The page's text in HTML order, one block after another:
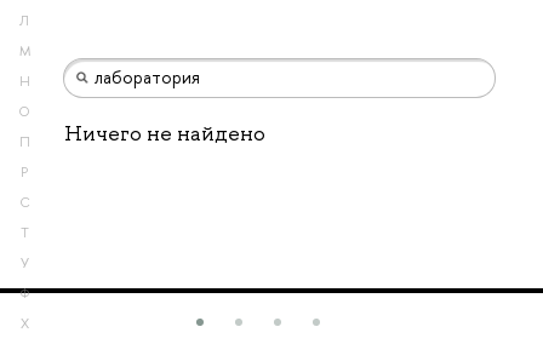
Л
М
Н
О
П
Р
С
Т
У
Ф
Х
Ничего не найдено